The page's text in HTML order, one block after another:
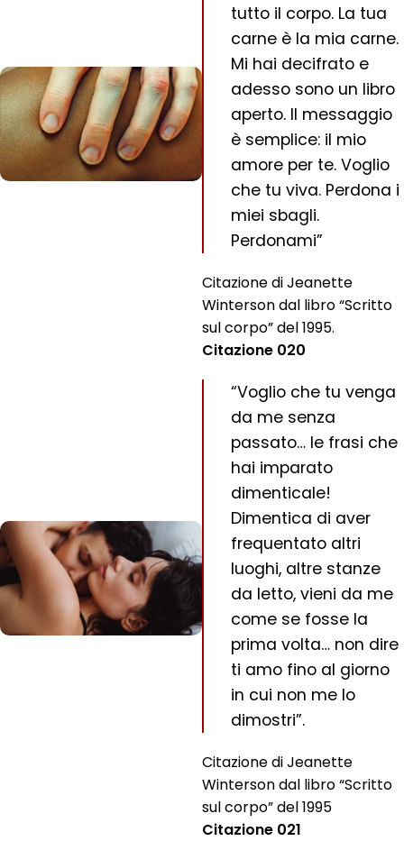
tutto il corpo. La tua
carne è la mia carne.
Mi hai decifrato e
adesso sono un libro
aperto. Il messaggio
è semplice: il mio
amore per te. Voglio
che tu viva. Perdona i
miei sbagli.
Perdonami”
Citazione di Jeanette
Winterson dal libro “Scritto
sul corpo” del 1995.
Citazione 020
“Voglio che tu venga
da me senza
passato… le frasi che
hai imparato
dimenticale!
Dimentica di aver
frequentato altri
luoghi, altre stanze
da letto, vieni da me
come se fosse la
prima volta… non dire
ti amo fino al giorno
in cui non me lo
dimostri”.
Citazione di Jeanette
Winterson dal libro “Scritto
sul corpo” del 1995
Citazione 021